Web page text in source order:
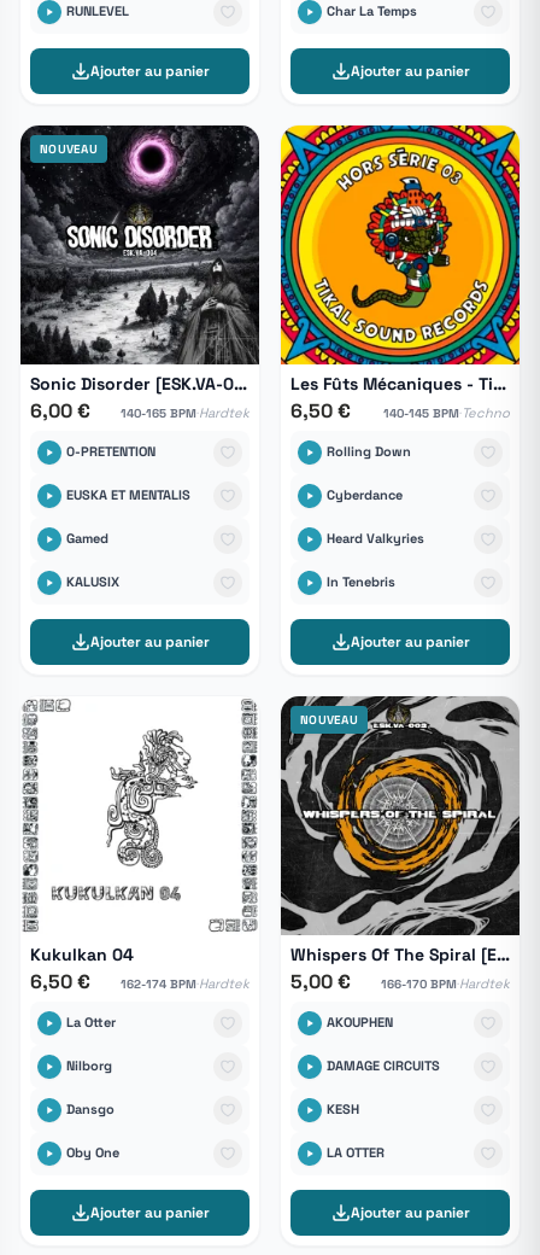
RUNLEVEL
Ajouter au panier
Char La Temps
Ajouter au panier
NOUVEAU
Sonic Disorder [ESK.VA-004]
6,00 € 140-165 BPM·Hardtek
0-PRETENTION
EUSKA ET MENTALIS
Gamed
KALUSIX
Ajouter au panier
Les Fûts Mécaniques - Tikal Hors Série 03
6,50 € 140-145 BPM·Techno
Rolling Down
Cyberdance
Heard Valkyries
In Tenebris
Ajouter au panier
Kukulkan 04
6,50 € 162-174 BPM·Hardtek
La Otter
Nilborg
Dansgo
Oby One
Ajouter au panier
NOUVEAU
Whispers Of The Spiral [ESK.VA-002]
5,00 € 166-170 BPM·Hardtek
AKOUPHEN
DAMAGE CIRCUITS
KESH
LA OTTER
Ajouter au panier